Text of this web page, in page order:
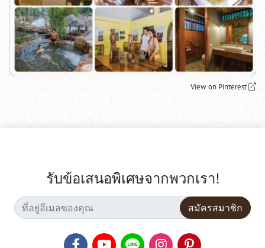
View on Pinterest
รับข้อเสนอพิเศษจากพวกเรา!
สมัครสมาชิก